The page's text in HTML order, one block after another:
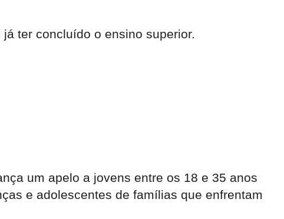
ter concluído o ensino superior.
um apelo a jovens entre os 18 e 35 anos
e adolescentes de famílias que enfrentam